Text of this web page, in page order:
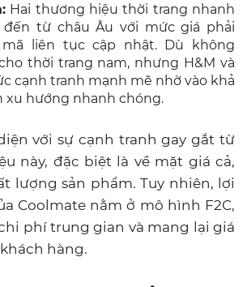
Hai thương hiệu thời trang nhanh
đến từ châu Âu với mức giá phải
mã liên tục cập nhật. Dù không
thời trang nam, nhưng H&M và
cạnh tranh mạnh mẽ nhờ vào khả
xu hướng nhanh chóng.
với sự cạnh tranh gay gắt từ
này, đặc biệt là về mặt giá cả,
lượng sản phẩm. Tuy nhiên, lợi
Coolmate nằm ở mô hình F2C,
phí trung gian và mang lại giá
hàng.